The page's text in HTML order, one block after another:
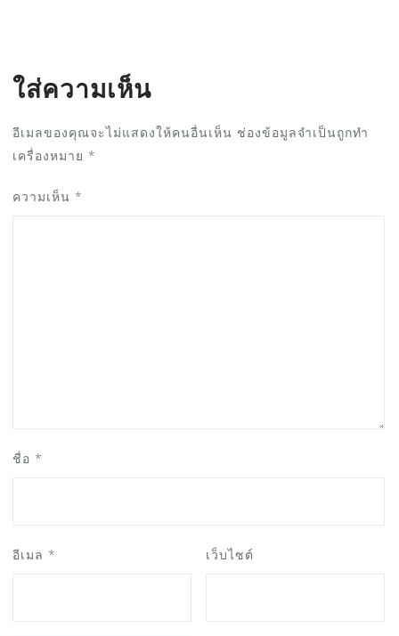
ใส่ความเห็น
อีเมลของคุณจะไม่แสดงให้คนอื่นเห็น ช่องข้อมูลจำเป็นถูกทำ
เครื่องหมาย *
ความเห็น *
ชื่อ *
อีเมล * เว็บไซต์